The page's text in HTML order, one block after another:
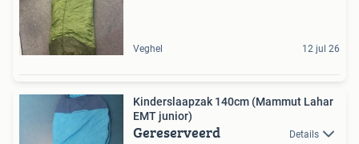
Veghel 12 jul 26
Kinderslaapzak 140cm (Mammut Lahar
EMT junior)
Gereserveerd Details